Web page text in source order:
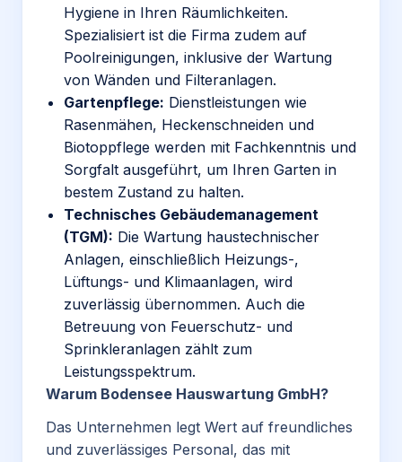
Hygiene in Ihren Räumlichkeiten.
Spezialisiert ist die Firma zudem auf
Poolreinigungen, inklusive der Wartung
von Wänden und Filteranlagen.
Gartenpflege: Dienstleistungen wie
Rasenmähen, Heckenschneiden und
Biotoppflege werden mit Fachkenntnis und
Sorgfalt ausgeführt, um Ihren Garten in
bestem Zustand zu halten.
Technisches Gebäudemanagement
(TGM): Die Wartung haustechnischer
Anlagen, einschließlich Heizungs-,
Lüftungs- und Klimaanlagen, wird
zuverlässig übernommen. Auch die
Betreuung von Feuerschutz- und
Sprinkleranlagen zählt zum
Leistungsspektrum.
Warum Bodensee Hauswartung GmbH?
Das Unternehmen legt Wert auf freundliches
und zuverlässiges Personal, das mit